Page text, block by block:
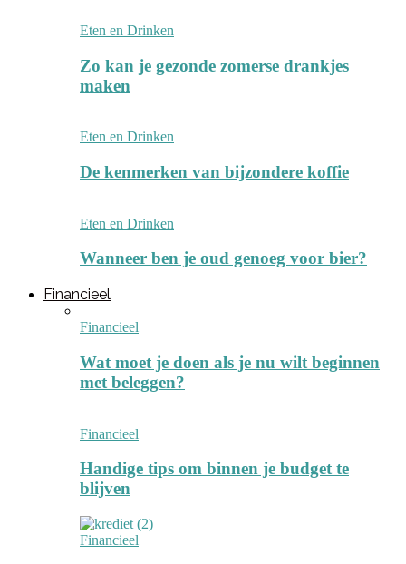
Eten en Drinken
Zo kan je gezonde zomerse drankjes
maken
Eten en Drinken
De kenmerken van bijzondere koffie
Eten en Drinken
Wanneer ben je oud genoeg voor bier?
Financieel
Financieel
Wat moet je doen als je nu wilt beginnen
met beleggen?
Financieel
Handige tips om binnen je budget te
blijven
Financieel